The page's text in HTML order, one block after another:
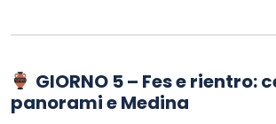
GIORNO 5 – Fes e rientro:
panorami e Medina